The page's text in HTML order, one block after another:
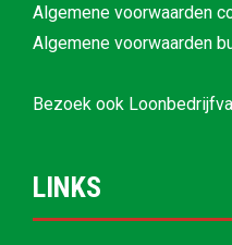
Algemene voorwaarden
Algemene voorwaarden
Bezoek ook
LINKS